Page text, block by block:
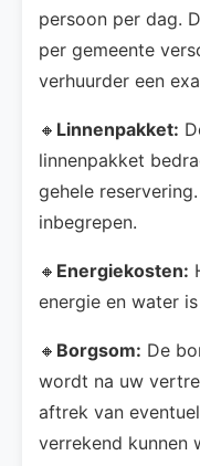
persoon per dag.
per gemeente
verhuurder een
🔸 Linnenpakket:
linnenpakket
gehele
inbegrepen.
🔸 Energiekosten:
energie en water
🔸 Borgsom: De
wordt na uw
aftrek van
verrekend kunnen